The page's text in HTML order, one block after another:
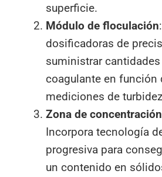
superficie.
Módulo de floculación
dosificadoras de
suministrar
coagulante en función
mediciones de
Zona de
Incorpora tecnología
progresiva para
un contenido en